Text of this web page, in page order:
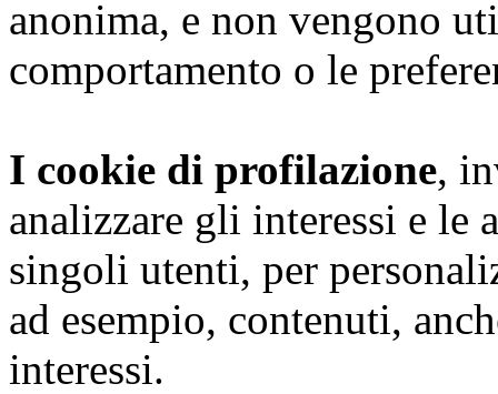
anonima, e non vengono
comportamento o le
I cookie di profilazione,
analizzare gli interessi e
singoli utenti, per
ad esempio, contenuti,
interessi.